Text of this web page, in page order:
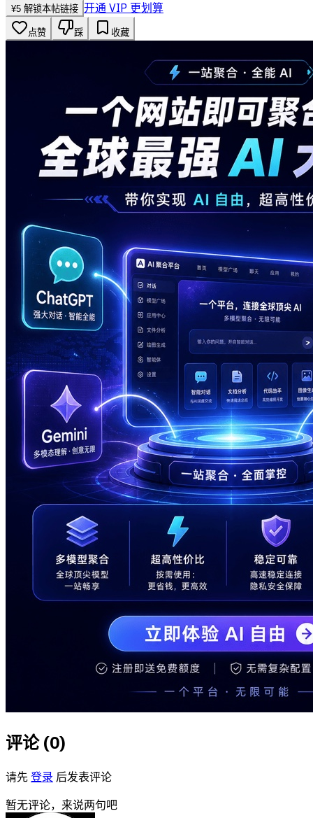
¥5 解锁本帖链接 开通 VIP 更划算
点赞 踩 收藏
评论 (0)
请先 登录 后发表评论
暂无评论，来说两句吧